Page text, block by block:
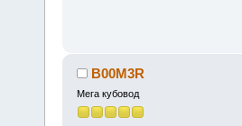
B00M3R
Мега кубовод